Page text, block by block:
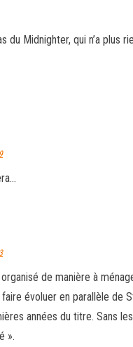
du Midnighter, qui n’a plus
de manière à
évoluer en parallèle de
années du titre. Sans
».